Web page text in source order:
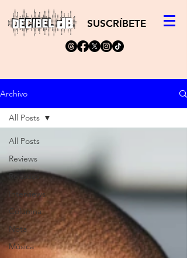
SUSCRÍBETE
Archivo
All Posts
Reviews
Reissues
Interviews
Columna
Nota
Música
All Posts